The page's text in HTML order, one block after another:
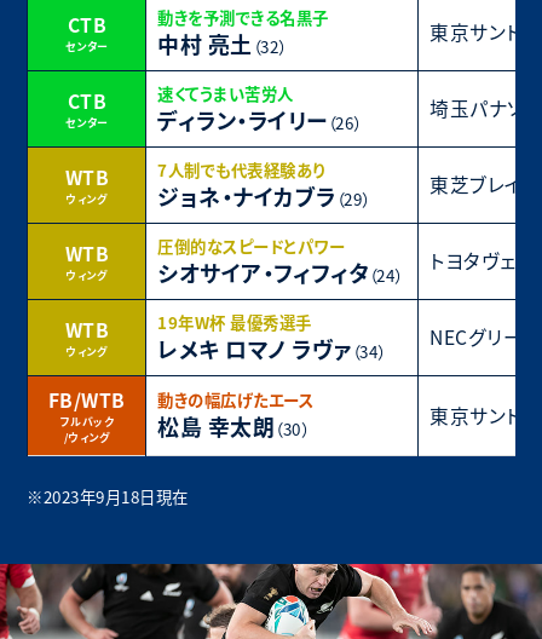
CTB
センター
動きを予測できる名黒子
中村 亮土 （32） 東京サント
CTB
センター
速くてうまい苦労人
ディラン・ライリー （26） 埼玉パナソ
WTB
ウィング
7人制でも代表経験あり
ジョネ・ナイカブラ （29） 東芝ブレイ
WTB
ウィング
圧倒的なスピードとパワー
シオサイア・フィフィタ （24） トヨタヴェル
WTB
ウィング
19年W杯 最優秀選手
レメキ ロマノ ラヴァ （34） NECグリー
FB/WTB
フルバック
/ウィング
動きの幅広げたエース
松島 幸太朗 （30） 東京サント
※2023年9月18日現在